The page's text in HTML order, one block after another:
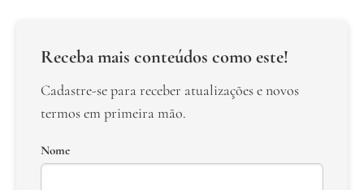
Receba mais conteúdos como este!
Cadastre-se para receber atualizações e novos
termos em primeira mão.
Nome